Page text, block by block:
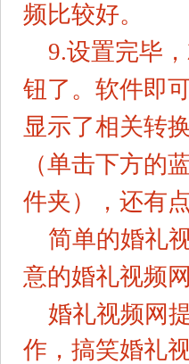
频比较好。
9.设置完毕
钮了。软件即
显示了相关转
（单击下方的
件夹），还有
简单的婚礼
意的婚礼视频
婚礼视频网
作，搞笑婚礼